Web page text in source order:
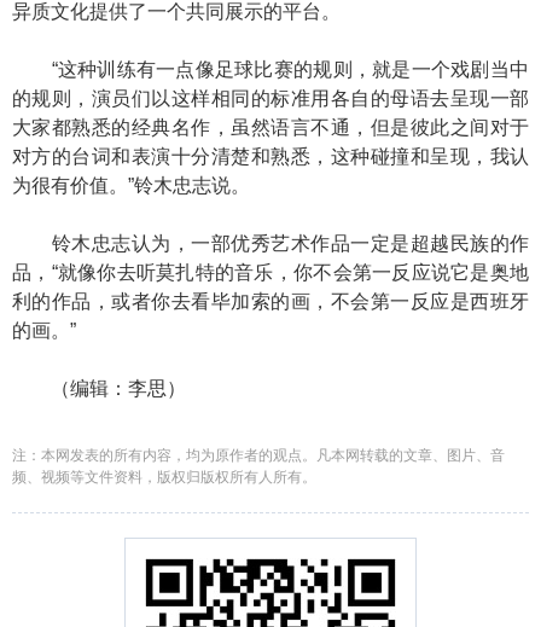
异质文化提供了一个共同展示的平台。
“这种训练有一点像足球比赛的规则，就是一个戏剧当中
的规则，演员们以这样相同的标准用各自的母语去呈现一部
大家都熟悉的经典名作，虽然语言不通，但是彼此之间对于
对方的台词和表演十分清楚和熟悉，这种碰撞和呈现，我认
为很有价值。”铃木忠志说。
铃木忠志认为，一部优秀艺术作品一定是超越民族的作
品，“就像你去听莫扎特的音乐，你不会第一反应说它是奥地
利的作品，或者你去看毕加索的画，不会第一反应是西班牙
的画。”
（编辑：李思）
注：本网发表的所有内容，均为原作者的观点。凡本网转载的文章、图片、音
频、视频等文件资料，版权归版权所有人所有。